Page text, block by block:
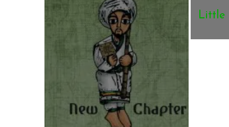
Little